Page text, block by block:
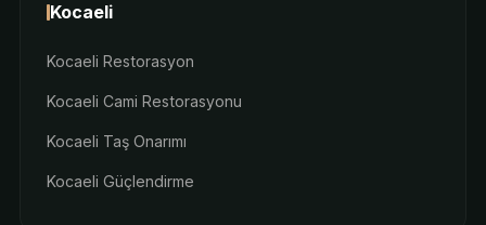
Kocaeli
Kocaeli Restorasyon
Kocaeli Cami Restorasyonu
Kocaeli Taş Onarımı
Kocaeli Güçlendirme